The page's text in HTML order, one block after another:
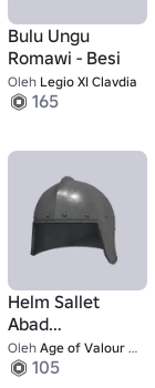
1
Bulu Ungu
Romawi - Besi
Oleh Legio XI Clavdia
165
Helm Sallet
Abad
Pertengahan
Oleh Age of Valour UGC
105